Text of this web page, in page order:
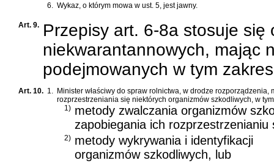
6.
Wykaz, o którym mowa w ust. 5, jest jawny.
Art. 9. Przepisy art. 6-8a stosuje
niekwarantannowych, mając
podejmowanych w tym
Art. 10. 1.
Minister właściwy do spraw rolnictwa, w drodze
rozprzestrzeniania się niektórych organizmów szkodliwych, w
1) metody zwalczania organizmów
zapobiegania ich rozprzestrzenianiu
2) metody wykrywania i identyfikacji
organizmów szkodliwych, lub